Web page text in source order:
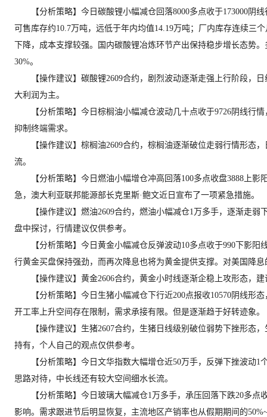
【分析策略】今日碳酸锂小幅减仓回落8000多点收于173000阴线
可售库存约10.7万吨，远低于年内均值14.19万吨；厂内库存连续三
下降，成本支撑较强。国内碳酸锂冶炼环节产出保持稳步增长态势
30%。
【操作建议】碳酸锂2609合约，剧烈波动逐渐走强上行阶段，日
大利润为主。
【分析策略】今日棕榈油小幅减仓波动几十点收于9726阴线行情
抑制终端需求。
【操作建议】棕榈油2609合约，棕榈油逐渐破位走弱行情形态，
流。
【分析策略】今日燃油小幅增仓冲高回落100多点收盘3888上影
急，澳大利亚联邦能源部长克里斯·鲍文近日宣布了一项紧急措施。
【操作建议】燃油2609合约，燃油小幅减仓1万多手，逐渐走弱
盘中探讨，行情建议仅供参考。
【分析策略】今日黄金小幅减仓反弹波动10多点收于990下影阳
行黄金买盘保持强劲，而再次降息也将为黄金提供支撑。对美国降
【操作建议】黄金2606合约，黄金小时线逐渐企稳上攻形态，建
【分析策略】今日生猪小幅减仓下行近200点报收10570阴线形态
开工率上升空间存在限制，需求承接有限。但是逐渐趋于好转迹象。
【操作建议】生猪2607合约，生猪日线级别破位弱势下挫形态，
持有，个人自己的观点仅供参考。
【分析策略】今日文华指数大幅增仓近50万手，反弹下挫波动1
思路对待，中长线还有较大空间细水长流。
【分析策略】今日玻璃大幅减仓1万多手，承压回落下跌20多点
影响。需求跟进节后明显恢复，主流地区产销率也从假期期间的